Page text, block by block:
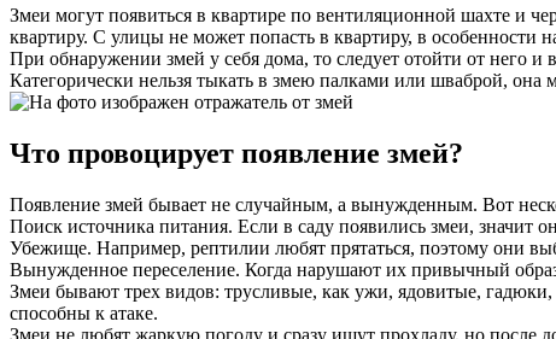
Змеи могут появиться в квартире по вентиляционной шахте и
квартиру. С улицы не может попасть в квартиру, в особенности
При обнаружении змей у себя дома, то следует отойти от него
Категорически нельзя тыкать в змею палками или шваброй, она
Что провоцирует появление змей?
Появление змей бывает не случайным, а вынужденным. Вот
Поиск источника питания. Если в саду появились змеи, значит
Убежище. Например, рептилии любят прятаться, поэтому они
Вынужденное переселение. Когда нарушают их привычный
Змеи бывают трех видов: трусливые, как ужи, ядовитые, гадюки,
способны к атаке.
Змеи не любят жаркую погоду и сразу ищут прохладу, но после